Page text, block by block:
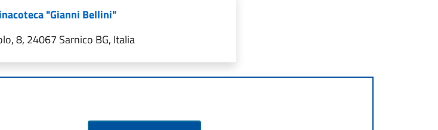
"Gianni Bellini"
8, 24067 Sarnico BG, Italia